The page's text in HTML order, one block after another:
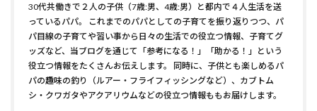
30代共働きで２人の子供（7歳:男、4歳:男）と都内で４人生活を送
っているパパ。 これまでのパパとしての子育てを振り返りつつ、パ
パ目線の子育てや習い事から日々の生活での役立つ情報、子育てグ
ッズなど、当ブログを通じて「参考になる！」「助かる！」という
役立つ情報をたくさんお伝えします。 同時に、子供とも楽しめるパ
パの趣味の釣り（ルアー・フライフィッシングなど）、カブトム
シ・クワガタやアクアリウムなどの役立つ情報ももお届けします。